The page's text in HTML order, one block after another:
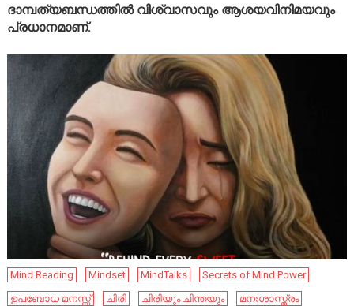
ദാമ്പത്യബന്ധത്തിൽ വിശ്വാസവും ആശയവിനിമയവും
പ്രധാനമാണ്.
Mind Reading Mindset MindTalks
Secrets of Mind Power
ഉപബോധ മനസ്സ്
ചിരി ചിരിയും ചിന്തയും
മനഃശാസ്ത്രം